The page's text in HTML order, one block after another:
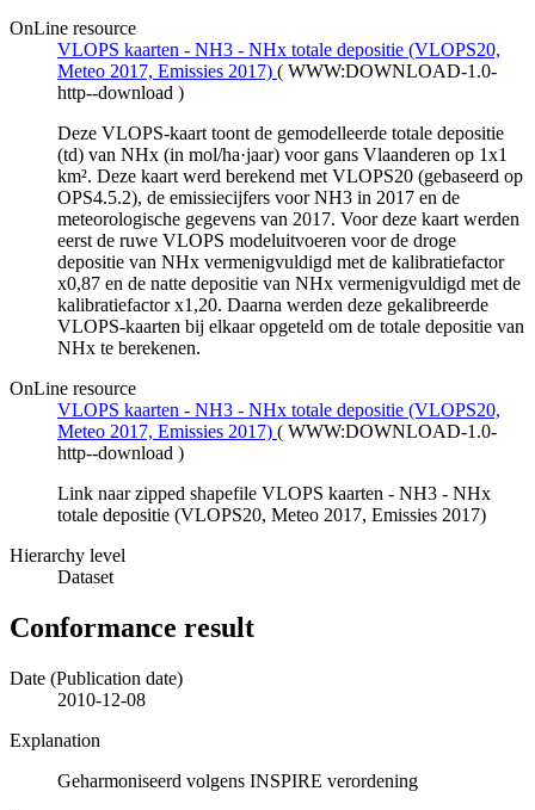
OnLine resource
VLOPS kaarten - NH3 - NHx totale depositie (VLOPS20,
Meteo 2017, Emissies 2017) ( WWW:DOWNLOAD-1.0-
http--download )
Deze VLOPS-kaart toont de gemodelleerde totale depositie
(td) van NHx (in mol/ha·jaar) voor gans Vlaanderen op 1x1
km². Deze kaart werd berekend met VLOPS20 (gebaseerd op
OPS4.5.2), de emissiecijfers voor NH3 in 2017 en de
meteorologische gegevens van 2017. Voor deze kaart werden
eerst de ruwe VLOPS modeluitvoeren voor de droge
depositie van NHx vermenigvuldigd met de kalibratiefactor
x0,87 en de natte depositie van NHx vermenigvuldigd met de
kalibratiefactor x1,20. Daarna werden deze gekalibreerde
VLOPS-kaarten bij elkaar opgeteld om de totale depositie van
NHx te berekenen.
OnLine resource
VLOPS kaarten - NH3 - NHx totale depositie (VLOPS20,
Meteo 2017, Emissies 2017) ( WWW:DOWNLOAD-1.0-
http--download )
Link naar zipped shapefile VLOPS kaarten - NH3 - NHx
totale depositie (VLOPS20, Meteo 2017, Emissies 2017)
Hierarchy level
Dataset
Conformance result
Date (Publication date)
2010-12-08
Explanation
Geharmoniseerd volgens INSPIRE verordening